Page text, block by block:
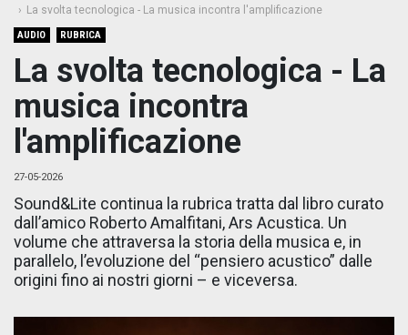
La svolta tecnologica - La musica incontra l'amplificazione
AUDIO RUBRICA
La svolta tecnologica - La
musica incontra
l'amplificazione
27-05-2026
Sound&Lite continua la rubrica tratta dal libro curato
dall’amico Roberto Amalfitani, Ars Acustica. Un
volume che attraversa la storia della musica e, in
parallelo, l’evoluzione del “pensiero acustico” dalle
origini fino ai nostri giorni – e viceversa.